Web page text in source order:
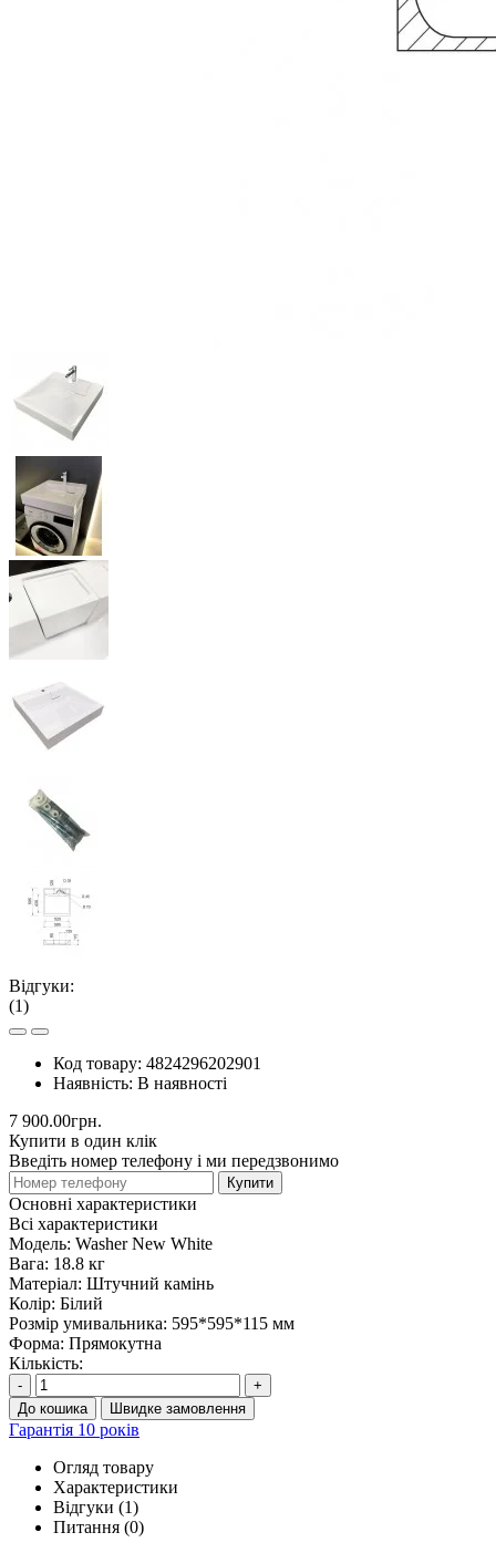
Відгуки:
(1)
Код товару: 4824296202901
Наявність: В наявності
7 900.00грн.
Купити в один клік
Введіть номер телефону і ми передзвонимо
Купити
Основні характеристики
Всі характеристики
Модель: Washer New White
Вага: 18.8 кг
Матеріал: Штучний камінь
Колір: Білий
Розмір умивальника: 595*595*115 мм
Форма: Прямокутна
Кількість:
-
+
До кошика
Швидке замовлення
Гарантія 10 років
Огляд товару
Характеристики
Відгуки (1)
Питання (0)